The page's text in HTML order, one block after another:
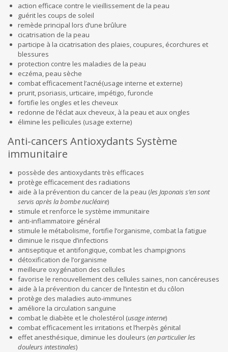
action efficace contre le vieillissement de la peau
guérit les coups de soleil
remède principal lors d’une brûlure
cicatrisation de la peau
participe à la cicatrisation des plaies, coupures, écorchures et
blessures
protection contre les maladies de la peau
eczéma, peau sèche
combat efficacement l’acné(usage interne et externe)
prurit, psoriasis, urticaire, impétigo, furoncle
fortifie les ongles et les cheveux
redonne de l’éclat aux cheveux, à la peau et aux ongles
élimine les pellicules (usage externe)
Anti-cancers Antioxydants Système
immunitaire
possède des antioxydants très efficaces
protège efficacement des radiations
aide à la prévention du cancer de la peau (les Japonais s’en sont
servis après la bombe nucléaire)
stimule et renforce le système immunitaire
anti-inflammatoire général
stimule le métabolisme, fortifie l’organisme, combat la fatigue
diminue le risque d’infections
antiseptique et antifongique, combat les champignons
détoxification de l’organisme
meilleure oxygénation des cellules
favorise le renouvellement des cellules saines, non cancéreuses
aide à la prévention du cancer de l’intestin et du côlon
protège des maladies auto-immunes
améliore la circulation sanguine
combat le diabète et le cholestérol (usage interne)
combat efficacement les irritations et l’herpès génital
effet anesthésique, diminue les douleurs (en particulier les
douleurs intestinales)